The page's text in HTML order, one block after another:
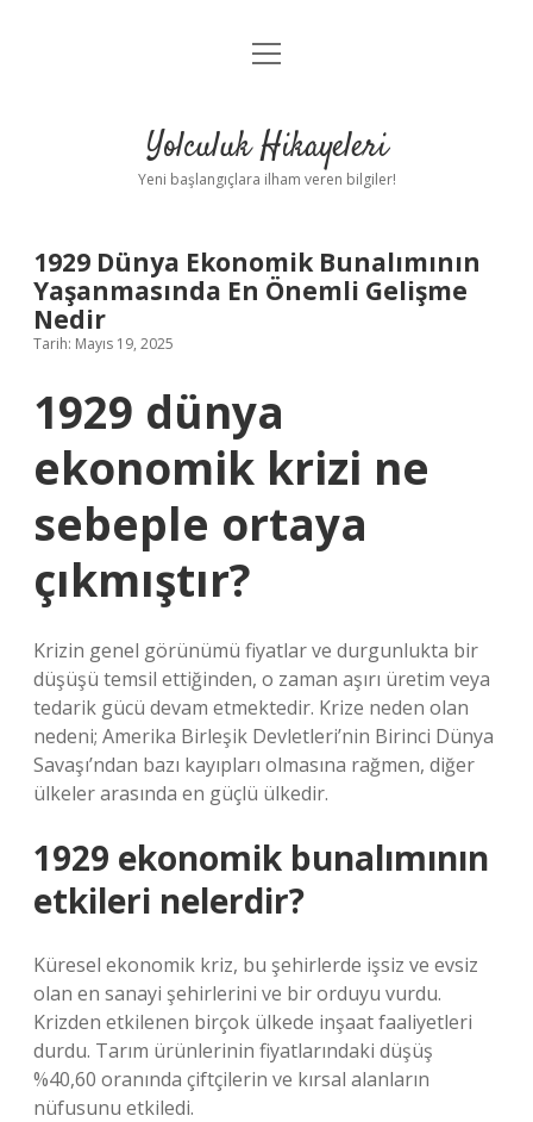
Anasayfa
Yasal Uyarı
menüyü
Yolculuk Hikayeleri
Yeni başlangıçlara ilham veren bilgiler!
1929 Dünya Ekonomik Bunalımının
Yaşanmasında En Önemli Gelişme
Nedir
Tarih: Mayıs 19, 2025
1929 dünya
ekonomik krizi ne
sebeple ortaya
çıkmıştır?
Krizin genel görünümü fiyatlar ve durgunlukta bir
düşüşü temsil ettiğinden, o zaman aşırı üretim veya
tedarik gücü devam etmektedir. Krize neden olan
nedeni; Amerika Birleşik Devletleri’nin Birinci Dünya
Savaşı’ndan bazı kayıpları olmasına rağmen, diğer
ülkeler arasında en güçlü ülkedir.
1929 ekonomik bunalımının
etkileri nelerdir?
Küresel ekonomik kriz, bu şehirlerde işsiz ve evsiz
olan en sanayi şehirlerini ve bir orduyu vurdu.
Krizden etkilenen birçok ülkede inşaat faaliyetleri
durdu. Tarım ürünlerinin fiyatlarındaki düşüş
%40,60 oranında çiftçilerin ve kırsal alanların
nüfusunu etkiledi.